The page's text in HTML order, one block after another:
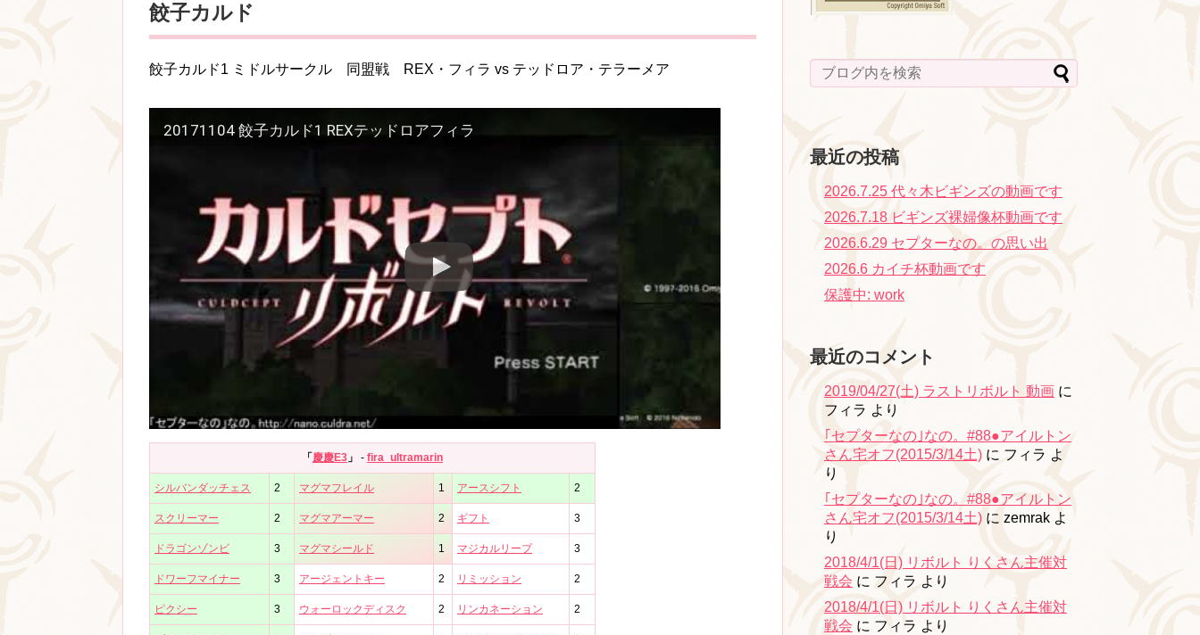
餃子カルド
餃子カルド1 ミドルサークル 同盟戦 REX・フィラ vs テッドロア・テラーメア
20171104 餃子カルド1 REXテッドロアフィラ
「 慶慶E3 」 - fira_ultramarin
シルバンダッチェス 2 マグマフレイル 1 アースシフト 2
スクリーマー 2 マグマアーマー 2 ギフト 3
ドラゴンゾンビ 3 マグマシールド 1 マジカルリープ 3
ドワーフマイナー 3 アージェントキー 2 リミッション 2
ピクシー 3 ウォーロックディスク 2 リンカネーション 2
最近の投稿
2026.7.25 代々木ビギンズの動画です
2026.7.18 ビギンズ裸婦像杯動画です
2026.6.29 セプターなの。の思い出
2026.6 カイチ杯動画です
保護中: work
最近のコメント
2019/04/27(土) ラストリボルト 動画 に
フィラ より
｢セプターなの｣なの。#88●アイルトン
さん宅オフ(2015/3/14土) に フィラ よ
り
｢セプターなの｣なの。#88●アイルトン
さん宅オフ(2015/3/14土) に zemrak よ
り
2018/4/1(日) リボルト りくさん主催対
戦会 に フィラ より
2018/4/1(日) リボルト りくさん主催対
戦会 に フィラ より